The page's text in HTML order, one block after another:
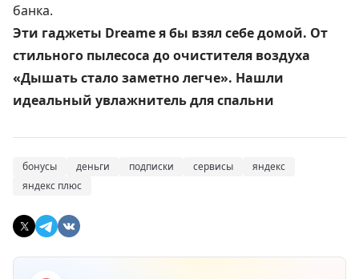
банка.
Эти гаджеты Dreame я бы взял себе домой. От
стильного пылесоса до очистителя воздуха
«Дышать стало заметно легче». Нашли
идеальный увлажнитель для спальни
бонусы деньги подписки сервисы
яндекс
яндекс плюс